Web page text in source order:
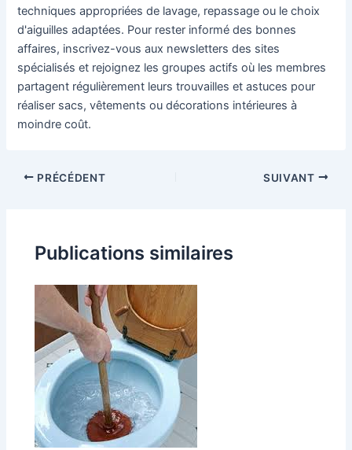
techniques appropriées de lavage, repassage ou le choix
d'aiguilles adaptées. Pour rester informé des bonnes
affaires, inscrivez-vous aux newsletters des sites
spécialisés et rejoignez les groupes actifs où les membres
partagent régulièrement leurs trouvailles et astuces pour
réaliser sacs, vêtements ou décorations intérieures à
moindre coût.
PRÉCÉDENT SUIVANT
Publications similaires